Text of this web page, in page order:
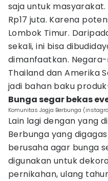
saja untuk
Rp17 juta. Karena
Lombok Timur.
sekali, ini bisa
dimanfaatkan.
Thailand dan Amerika
jadi bahan baku
Bunga segar bekas
Komunitas Jogja Berbunga
Lain lagi dengan yang
Berbunga yang
berusaha agar bunga
digunakan untuk
pernikahan, ulang